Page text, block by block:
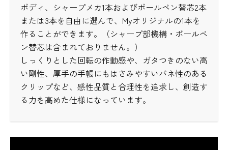
ボディ、シャープメカ1本およびボールペン替芯2本
または3本を自由に選んで、Myオリジナルの1本を
作ることができます。（シャープ部機構・ボールペ
ン替芯は含まれておりません。）
しっくりとした回転の作動感や、ガタつきのない高
い剛性、厚手の手帳にもはさみやすいバネ性のある
クリップなど、感性品質と合理性を追求し、創造す
る力を高めた仕様になっています。